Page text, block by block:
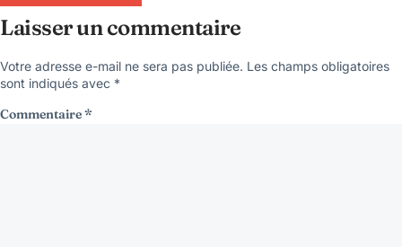
Laisser un commentaire
Votre adresse e-mail ne sera pas publiée. Les champs obligatoires
sont indiqués avec *
Commentaire*